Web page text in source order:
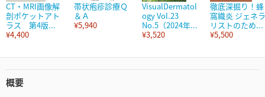
CT・MRI画像解
剖ポケットアト
ラス 第4版...
¥4,400
帯状疱疹診療Ｑ
＆Ａ
¥5,940
VisualDermatol
ogy Vol.23
No.5（2024年...
¥3,520
徹底深掘り！蜂
窩織炎 ジェネラ
リストのため...
¥5,500
概要